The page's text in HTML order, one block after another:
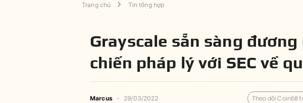
Trang chủ Tin tổng hợp
Grayscale sẵn sàng
chiến pháp lý với SEC về
Marcus - 29/03/2022 Theo dõi Coin68